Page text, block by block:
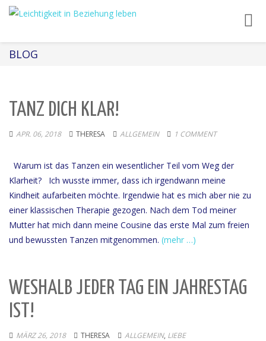
BLOG
TANZ DICH KLAR!
APR. 06, 2018 THERESA ALLGEMEIN 1 COMMENT
Warum ist das Tanzen ein wesentlicher Teil vom Weg der
Klarheit? Ich wusste immer, dass ich irgendwann meine
Kindheit aufarbeiten möchte. Irgendwie hat es mich aber nie zu
einer klassischen Therapie gezogen. Nach dem Tod meiner
Mutter hat mich dann meine Cousine das erste Mal zum freien
und bewussten Tanzen mitgenommen. (mehr …)
WESHALB JEDER TAG EIN JAHRESTAG
IST!
MÄRZ 26, 2018 THERESA ALLGEMEIN, LIEBE